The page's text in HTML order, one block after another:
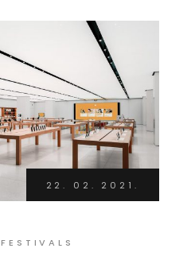
22. 02. 2021.
FESTIVALS